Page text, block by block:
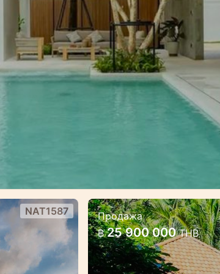
Найтон
NAT1587
Вилла с 5
Большая вилла с
Продажа
฿ 25 900 000THB